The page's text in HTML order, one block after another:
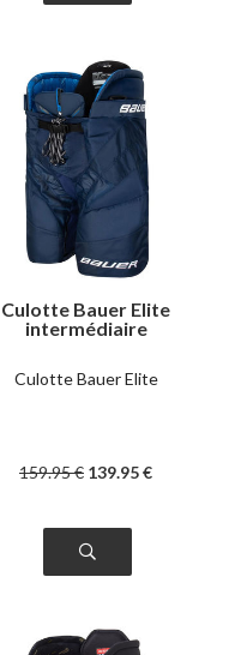
Culotte Bauer Elite
intermédiaire
Culotte Bauer Elite
159.95€ 139.95€